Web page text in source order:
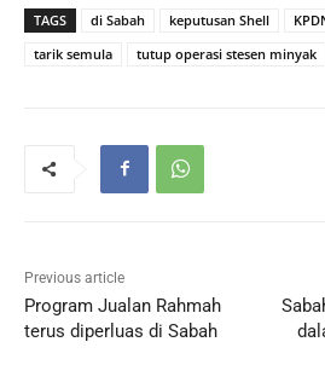
TAGS di Sabah keputusan Shell
tarik semula
tutup operasi stesen minyak
Previous article
Program Jualan Rahmah
terus diperluas di Sabah